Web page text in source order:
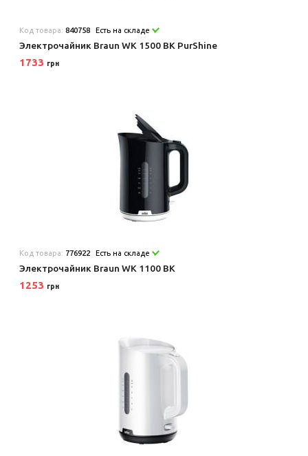
Код товара:840758 Есть на складе
Электрочайник Braun WK 1500 BK PurShine
1733 грн
Код товара: 776922 Есть на складе
Электрочайник Braun WK 1100 BK
1253 грн